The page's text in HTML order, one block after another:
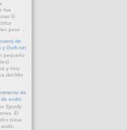
fue
G.
pese ...
de
y Guifi.net
pequeño
y muy
del Alto
de
audio
Spotify
El
pasa
audio